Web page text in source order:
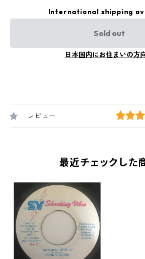
International shipping
Sold out
日本国内にお住まいの方
レビュー
最近チェックした